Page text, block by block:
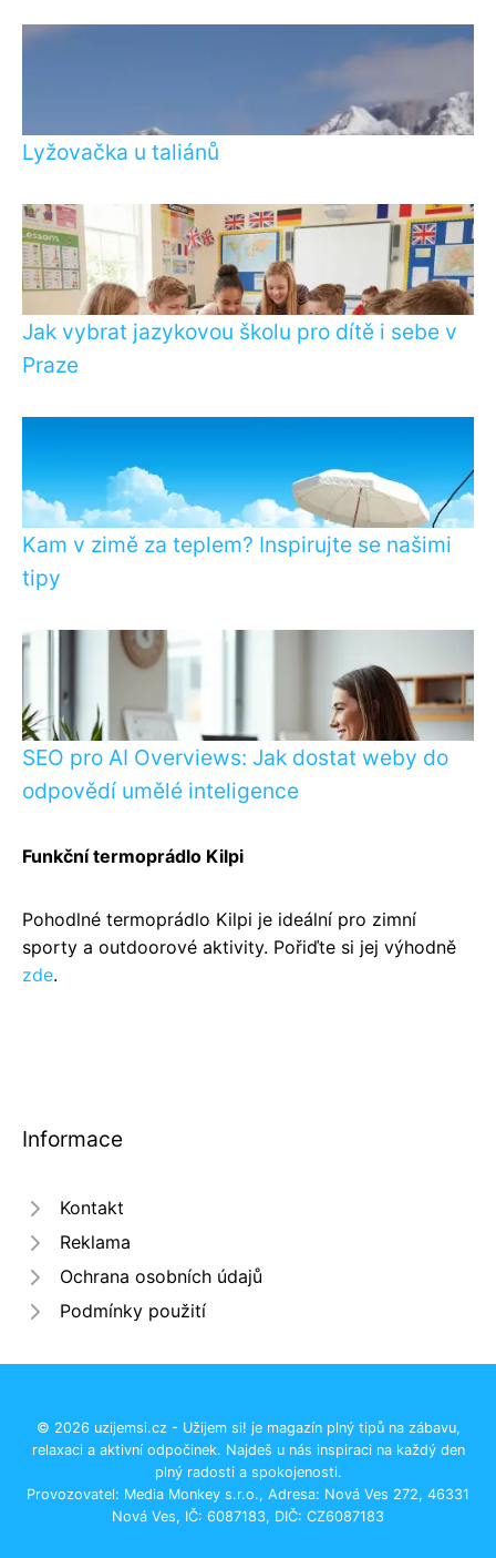
Lyžovačka u taliánů
Jak vybrat jazykovou školu pro dítě i sebe v
Praze
Kam v zimě za teplem? Inspirujte se našimi
tipy
SEO pro AI Overviews: Jak dostat weby do
odpovědí umělé inteligence
Funkční termoprádlo Kilpi
Pohodlné termoprádlo Kilpi je ideální pro zimní
sporty a outdoorové aktivity. Pořiďte si jej výhodně
zde.
Informace
Kontakt
Reklama
Ochrana osobních údajů
Podmínky použití
© 2026 uzijemsi.cz - Užijem si! je magazín plný tipů na zábavu,
relaxaci a aktivní odpočinek. Najdeš u nás inspiraci na každý den
plný radosti a spokojenosti.
Provozovatel: Media Monkey s.r.o., Adresa: Nová Ves 272, 46331
Nová Ves, IČ: 6087183, DIČ: CZ6087183